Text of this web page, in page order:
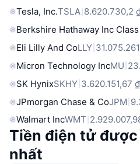
Tesla, Inc.TSLA 8.620.730,2
Berkshire Hathaway Inc Class
Eli Lilly And CoLLY
Micron Technology IncMU
SK HynixSKHY 3.620.151,67 ₫
JPmorgan Chase & CoJPM
Walmart IncWMT
Tiền điện tử
nhất